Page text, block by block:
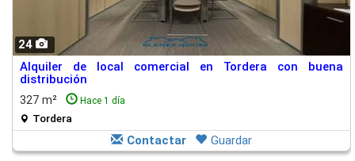
24
Alquiler de local comercial en Tordera con buena
distribución
327 m²
Hace 1 día
Tordera
Contactar Guardar